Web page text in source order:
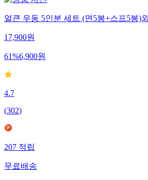
얼큰 우동 5인분 세트 (면5봉+스프5봉)외
17,900원
61%6,900원
4.7
(302)
207 적립
무료배송